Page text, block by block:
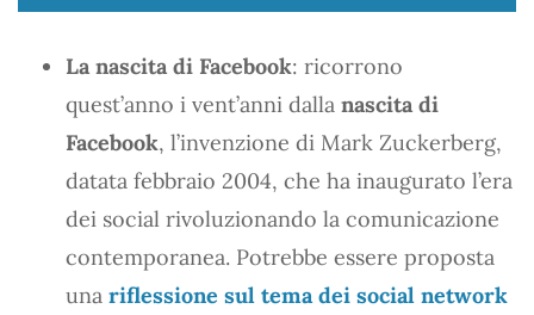
La nascita di Facebook: ricorrono
quest’anno i vent’anni dalla nascita di
Facebook, l’invenzione di Mark Zuckerberg,
datata febbraio 2004, che ha inaugurato l’era
dei social rivoluzionando la comunicazione
contemporanea. Potrebbe essere proposta
una riflessione sul tema dei social network